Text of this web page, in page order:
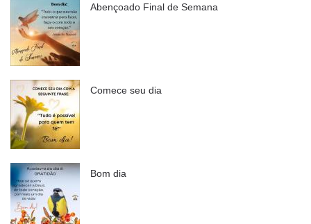
Abençoado Final de Semana
Comece seu dia
Bom dia